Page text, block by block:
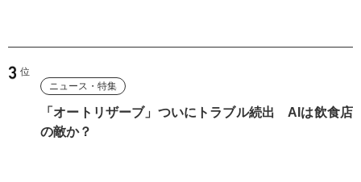
ニュース・特集
「オートリザーブ」ついにトラブル続出 AIは飲食店
の敵か？